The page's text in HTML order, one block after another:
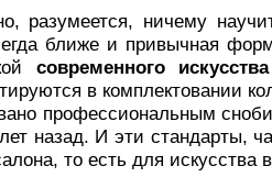
разумеется, ничему
ближе и привычная
современного искусства
в комплектовании
профессиональным
назад. И эти стандарты,
то есть для искусства